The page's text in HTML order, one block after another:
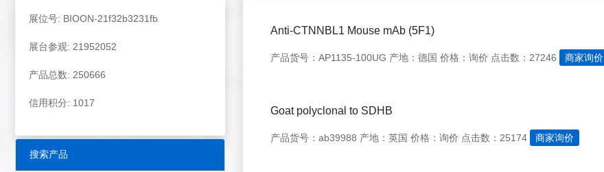
展位号: BIOON-21f32b3231fb
展台参观: 21952052
产品总数: 250666
信用积分: 1017
搜索产品
Anti-CTNNBL1 Mouse mAb (5F1)
产品货号：AP1135-100UG 产地：德国 价格：询价 点击数：27246 商家询价
Goat polyclonal to SDHB
产品货号：ab39988 产地：英国 价格：询价 点击数：25174 商家询价